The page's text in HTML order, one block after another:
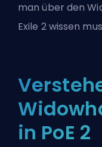
man über den
Exile 2 wissen
in PoE 2